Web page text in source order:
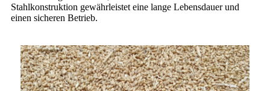
Stahlkonstruktion gewährleistet eine lange Lebensdauer und
einen sicheren Betrieb.